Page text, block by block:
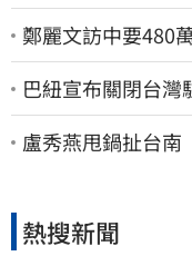
鄭麗文訪中要480
巴紐宣布關閉台灣
作
盧秀燕甩鍋扯台
熱搜新聞